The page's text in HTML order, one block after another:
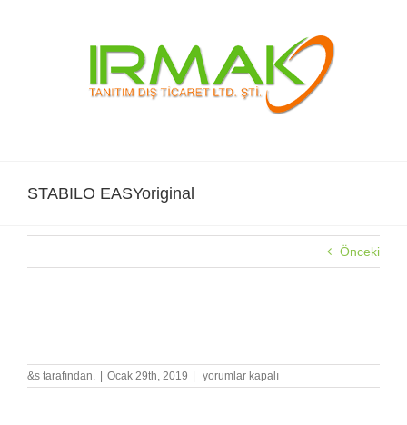
STABILO EASYoriginal
Önceki
&s tarafından. Ocak 29th, 2019
STABILO
EASYoriginal
yorumlar kapalı